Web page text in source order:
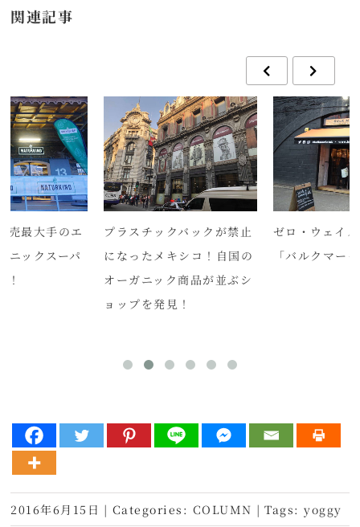
関連記事
バックが禁止
シコ！自国の
商品が並ぶシ
ゼロ・ウェイストショップ
「バルクマーケット」
コロナでロッ
LAは、オーガ
2016年6月15日 | Categories: COLUMN | Tags:yoggy